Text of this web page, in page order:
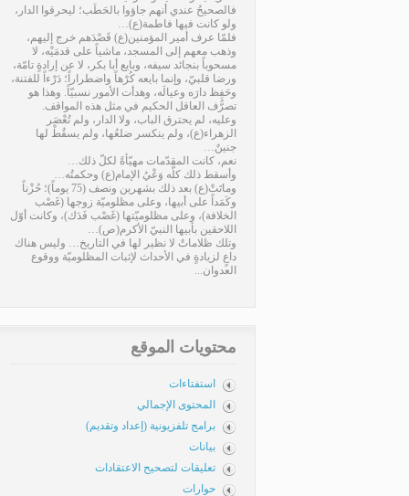
فالصحيحُ عندي أنهم جاؤوا بالحَطَب؛ ليحرقوا الدار،
ولو كانت فيها فاطمة(ع)…
فلمّا عرف أمير المؤمنين(ع) قَصْدَهم خرج إليهم،
وذهب معهم إلى المسجد، ماشياً على قدمَيْه، لا
مسحوباً بنجائد سيفه، وبايع أبا بكر، لا عن إرادةٍ تامّة،
ورضا قلبيّ، وإنما بايعه كُرْهاً واضطراراً؛ دَرْءاً للفتنة،
وحَفِظ دارَه وعيالَه، وهدأت الأمور نسبيّاً. وهذا هو
تصرُّف العاقل الحكيم في مثل هذه المواقف.
وعليه، لم يحترق الباب، ولا الدار، ولم تُعْصَر
الزهراء(ع)، ولم ينكسر ضلعُها، ولم يسقُطْ لها
جنينٌ…
نعم، كانت المقدّمات مهيّأةً لكلّ ذلك…
وأسقط ذلك كلَّه وَعْيُ الإمام(ع) وحكمتُه…
وماتَتْ(ع) بعد ذلك بشهرين ونصف (75 يوماً)؛ حُزْناً
وكَمَداً على أبيها، وعلى مظلوميّة زوجها (غَصْب
الخلافة)، وعلى مظلوميّتها (غَصْب فَدَك)، وكانت أوّل
اللاحقين بأبيها النبيّ الأكرم(ص)…
وتلك ظلاماتٌ لا نظير لها في التاريخ… وليس هناك
داعٍ لزيادةٍ في الأحداث لإثبات المظلوميّة ووقوع
العدوان...
محتويات الموقع
استفتاءات
المحتوى الإجمالي
برامج تلفزيونية (إعداد وتقديم)
بيانات
تعليقات لتصحيح الاعتقادات
حوارات